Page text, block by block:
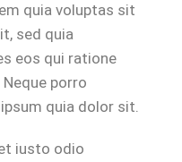
quia voluptas sit
sed quia
eos qui ratione
porro
quia dolor sit.
iusto odio